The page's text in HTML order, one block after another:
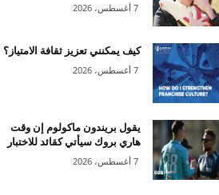
7 أغسطس، 2026
كيف يمكنني تعزيز ثقافة الامتياز؟
7 أغسطس، 2026
يقول بريندون ماكولوم إن وقت
هاري بروك سيأتي كقائد للاختبار
7 أغسطس، 2026